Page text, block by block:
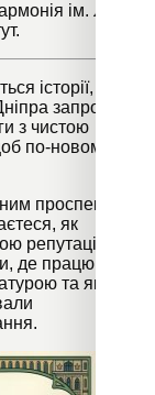
ім. Л.
.
історії, про
запрошує
з чистою
по-новому
проспектом і
як
репутацією
де працювали
та як